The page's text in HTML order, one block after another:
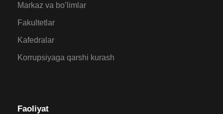
Markaz va bo’limlar
Fakultetlar
Kafedralar
Korrupsiyaga qarshi kurash
Faoliyat